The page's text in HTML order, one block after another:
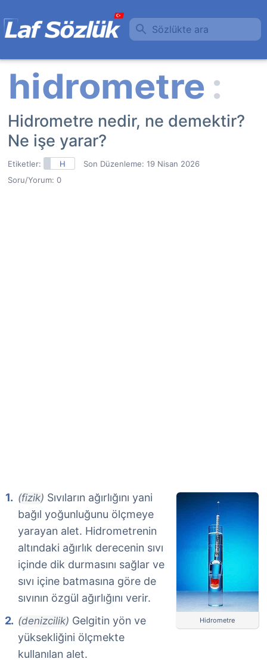
Sözlükte ara
Hidrometre nedir, ne demektir?
Ne işe yarar?
Etiketler: H Son Düzenleme: 19 Nisan 2026
Soru/Yorum: 0
Hidrometre
(fizik) Sıvıların ağırlığını yani
bağıl yoğunluğunu ölçmeye
yarayan alet. Hidrometrenin
altındaki ağırlık derecenin sıvı
içinde dik durmasını sağlar ve
sıvı içine batmasına göre de
sıvının özgül ağırlığını verir.
(denizcilik) Gelgitin yön ve
yüksekliğini ölçmekte
kullanılan alet.